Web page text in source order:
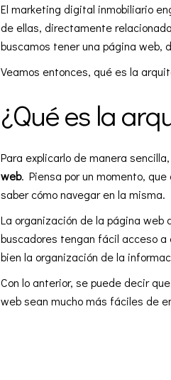
Elmarketing digital inmobiliario
de ellas, directamente
buscamos tener una página web,
Veamos entonces, qué es la
¿Qué es la
Para explicarlo de manera
web. Piensa por un momento,
saber cómo navegar en la misma.
La organización de la página
buscadores tengan fácil acceso
bien la organización de la
Con lo anterior, se puede decir
web sean mucho más fáciles de